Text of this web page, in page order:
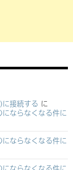
接続する に
ならなくなる件に
ならなくなる件に